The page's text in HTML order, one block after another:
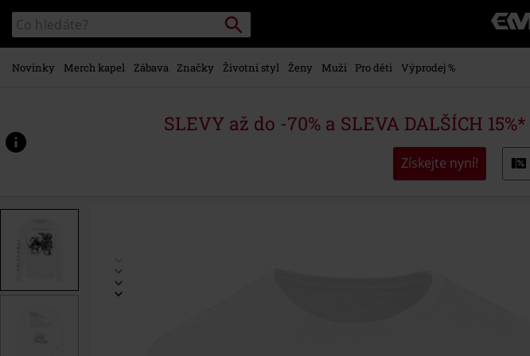
hlavnímu
obsahu
Katalog
vyhledávání
Vyhledávání
Novinky Merch kapel Zábava Značky Životní styl Ženy Muži Pro děti Výprodej %
SLEVY až do -70% a SLEVA DALŠÍCH 15%*
Získejte nyní!
www.emp-
495481.html